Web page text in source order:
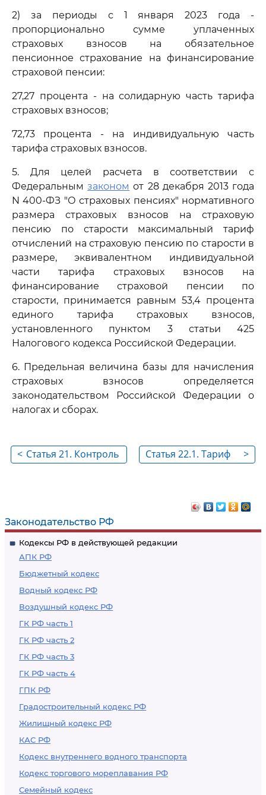
Законодательство РФ
Кодексы РФ в действующей редакции
АПК РФ
Бюджетный кодекс
Водный кодекс РФ
Воздушный кодекс РФ
ГК РФ часть 1
ГК РФ часть 2
ГК РФ часть 3
ГК РФ часть 4
ГПК РФ
Градостроительный кодекс РФ
Жилищный кодекс РФ
КАС РФ
Кодекс внутреннего водного транспорта
Кодекс торгового мореплавания РФ
Семейный кодекс
2) за периоды с 1 января 2023 года -
пропорционально сумме уплаченных
страховых взносов на обязательное
пенсионное страхование на финансирование
страховой пенсии:
27,27 процента - на солидарную часть тарифа
страховых взносов;
72,73 процента - на индивидуальную часть
тарифа страховых взносов.
5. Для целей расчета в соответствии с
Федеральнымзаконом от 28 декабря 2013 года
N 400-ФЗ "О страховых пенсиях" нормативного
размера страховых взносов на страховую
пенсию по старости максимальный тариф
отчислений на страховую пенсию по старости в
размере, эквивалентном индивидуальной
части тарифа страховых взносов на
финансирование страховой пенсии по
старости, принимается равным 53,4 процента
единого тарифа страховых взносов,
установленного пунктом 3 статьи 425
Налогового кодекса Российской Федерации.
6. Предельная величина базы для начисления
страховых взносов определяется
законодательством Российской Федерации о
налогах и сборах.
< Статья 21. Контроль
>
Статья 22.1. Тариф
застрахованных
лиц из числа
иностранных
граждан или лиц